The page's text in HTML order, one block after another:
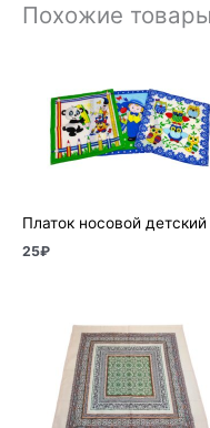
Похожие товары
Платок носовой детский
25₽